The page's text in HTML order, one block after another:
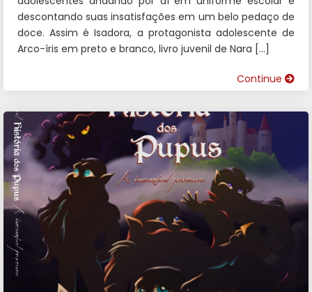
descontando suas insatisfações em um belo pedaço de
doce. Assim é Isadora, a protagonista adolescente de
Arco-íris em preto e branco, livro juvenil de Nara […]
Continue